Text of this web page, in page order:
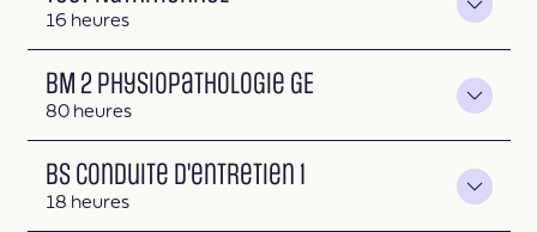
Durée
16 heures
BM 2 Physiopathologie GE
Durée
80 heures
BS Conduite d'entretien 1
Durée
18 heures